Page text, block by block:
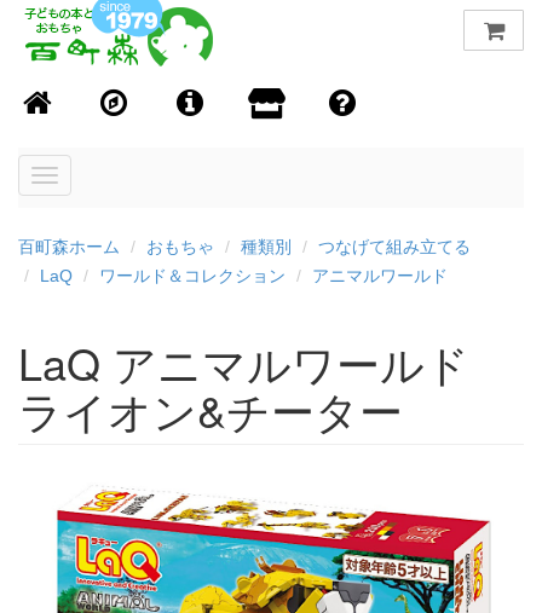
Toggle
百町森ホーム おもちゃ 種類別
つなげて組み立てる
LaQ
ワールド＆コレクション アニマルワールド
LaQ アニマルワールド
ライオン&チーター